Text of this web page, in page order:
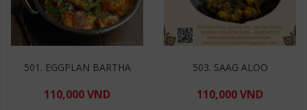
501. EGGPLAN BARTHA
110,000 VND
503. SAAG ALOO
110,000 VND